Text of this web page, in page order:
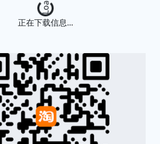
Loading...
正在下载信息...